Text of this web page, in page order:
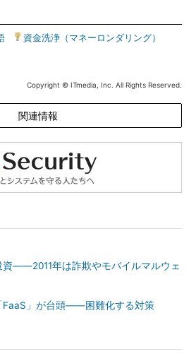
資金洗浄（マネーロンダリング）
Copyright © ITmedia, Inc. All Rights Reserved.
関連情報
資――2011年は詐欺やモバイルマルウェ
FaaS」が台頭――困難化する対策